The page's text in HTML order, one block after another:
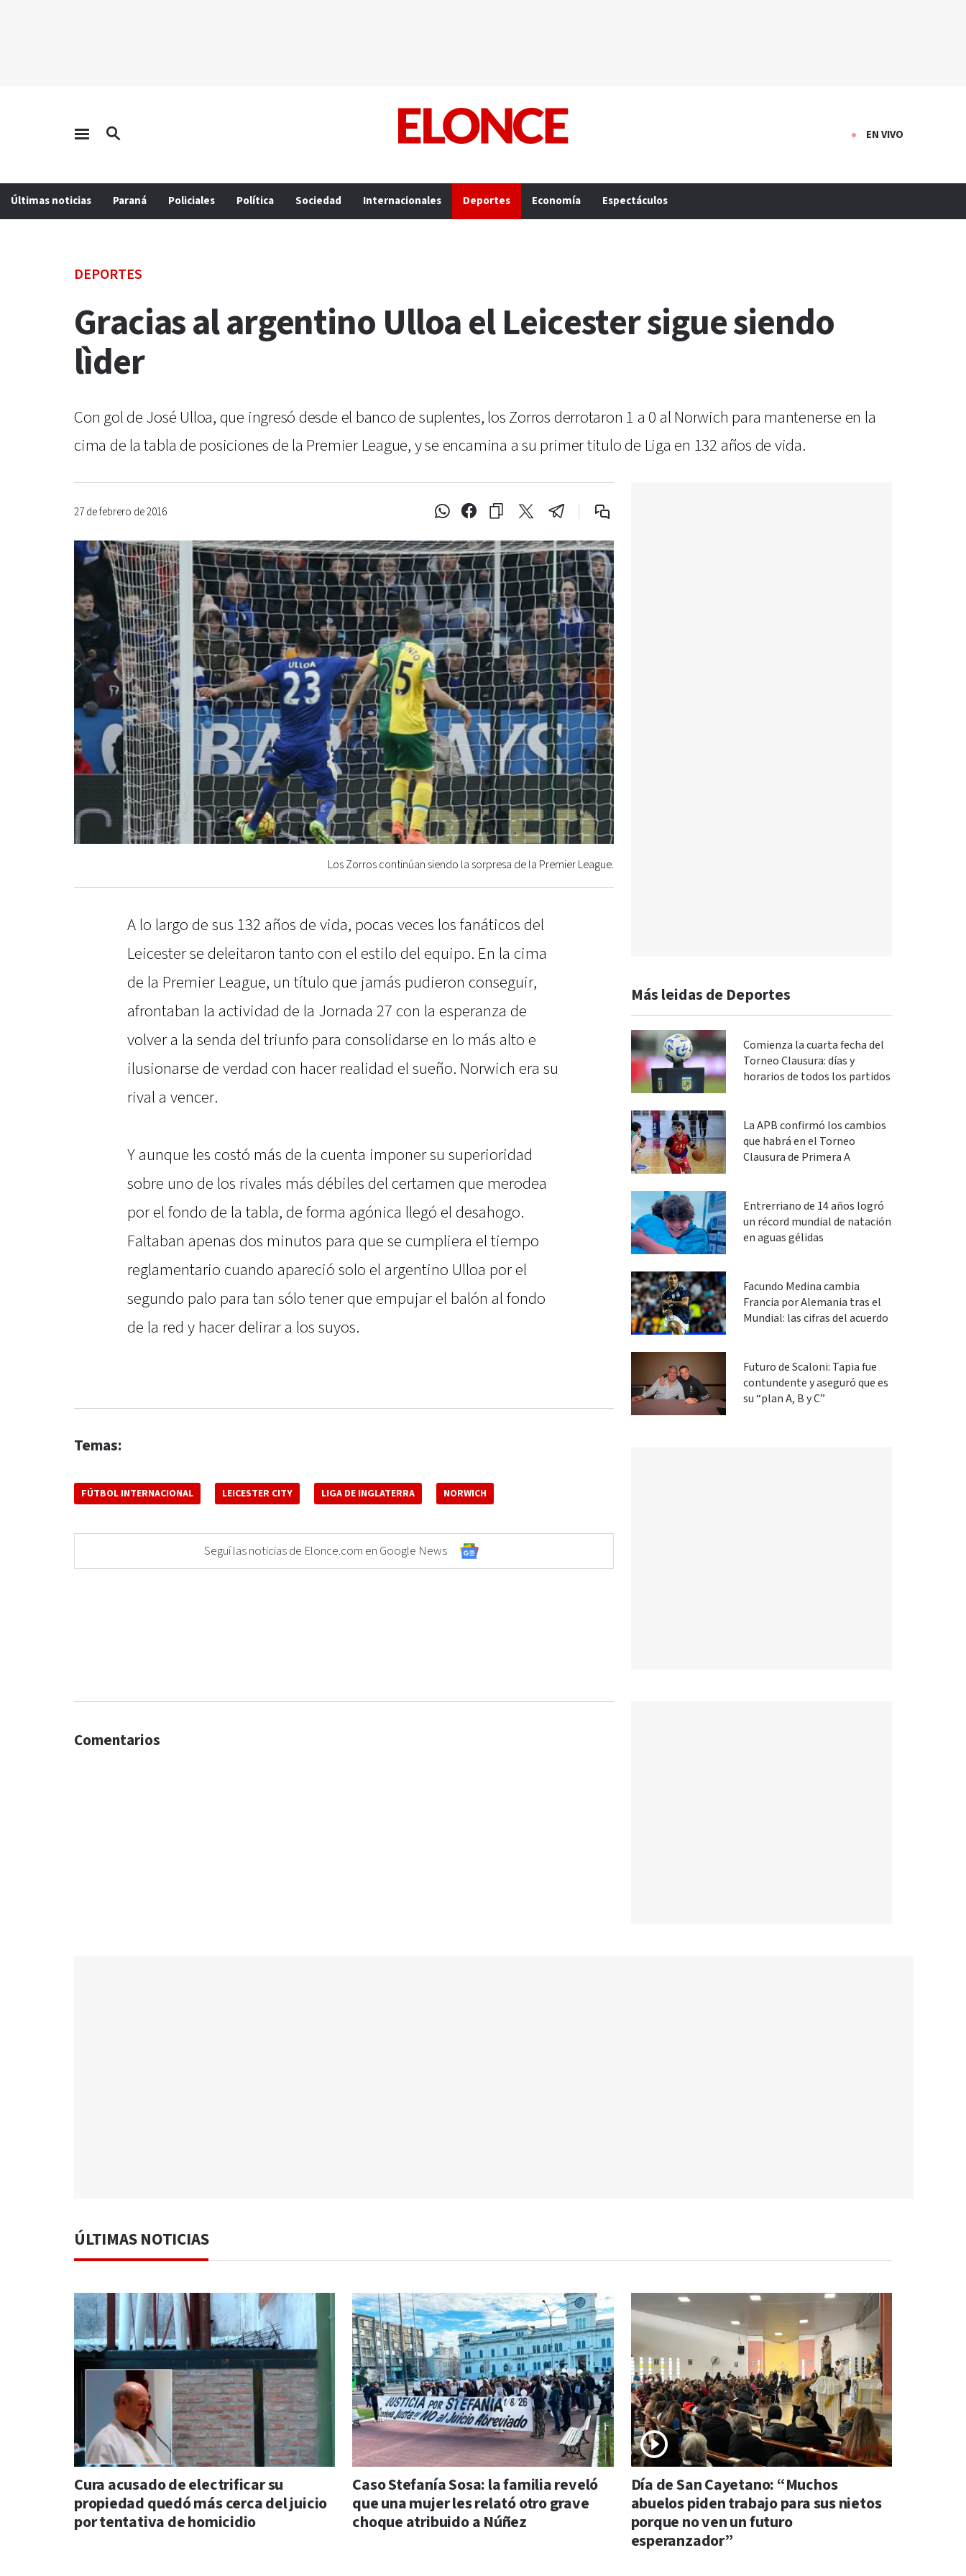
EN VIVO
Últimas noticias Paraná Policiales Política Sociedad Internacionales Deportes Economía Espectáculos
DEPORTES
Gracias al argentino Ulloa el Leicester sigue siendo
lìder
Con gol de José Ulloa, que ingresó desde el banco de suplentes, los Zorros derrotaron 1 a 0 al Norwich para mantenerse en la
cima de la tabla de posiciones de la Premier League, y se encamina a su primer titulo de Liga en 132 años de vida.
27 de febrero de 2016
Los Zorros continúan siendo la sorpresa de la Premier League.
A lo largo de sus 132 años de vida, pocas veces los fanáticos del
Leicester se deleitaron tanto con el estilo del equipo. En la cima
de la Premier League, un título que jamás pudieron conseguir,
afrontaban la actividad de la Jornada 27 con la esperanza de
volver a la senda del triunfo para consolidarse en lo más alto e
ilusionarse de verdad con hacer realidad el sueño. Norwich era su
rival a vencer.
Y aunque les costó más de la cuenta imponer su superioridad
sobre uno de los rivales más débiles del certamen que merodea
por el fondo de la tabla, de forma agónica llegó el desahogo.
Faltaban apenas dos minutos para que se cumpliera el tiempo
reglamentario cuando apareció solo el argentino Ulloa por el
segundo palo para tan sólo tener que empujar el balón al fondo
de la red y hacer delirar a los suyos.
Temas:
FÚTBOL INTERNACIONAL LEICESTER CITY LIGA DE INGLATERRA NORWICH
Seguí las noticias de Elonce.com en Google News
Más leidas de Deportes
Comienza la cuarta fecha del
Torneo Clausura: días y
horarios de todos los partidos
La APB confirmó los cambios
que habrá en el Torneo
Clausura de Primera A
Entrerriano de 14 años logró
un récord mundial de natación
en aguas gélidas
Facundo Medina cambia
Francia por Alemania tras el
Mundial: las cifras del acuerdo
Futuro de Scaloni: Tapia fue
contundente y aseguró que es
su “plan A, B y C”
Comentarios
ÚLTIMAS NOTICIAS
Cura acusado de electrificar su
propiedad quedó más cerca del juicio
por tentativa de homicidio
Caso Stefanía Sosa: la familia reveló
que una mujer les relató otro grave
choque atribuido a Núñez
Día de San Cayetano: “Muchos
abuelos piden trabajo para sus nietos
porque no ven un futuro
esperanzador”